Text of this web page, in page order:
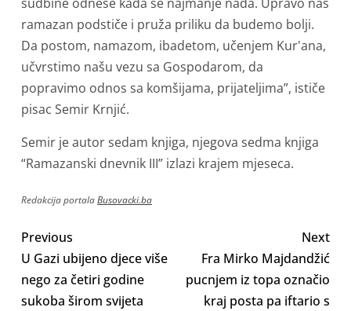
ramazan podstiče i pruža priliku da budemo bolji.
Da postom, namazom, ibadetom, učenjem Kur'ana,
učvrstimo našu vezu sa Gospodarom, da
popravimo odnos sa komšijama, prijateljima”, ističe
pisac Semir Krnjić.
Semir je autor sedam knjiga, njegova sedma knjiga
“Ramazanski dnevnik III” izlazi krajem mjeseca.
Redakcija portalaBusovacki.ba
Previous
U Gazi ubijeno djece više
nego za četiri godine
sukoba širom svijeta
Next
Fra Mirko Majdandžić
pucnjem iz topa označio
kraj posta pa iftario s